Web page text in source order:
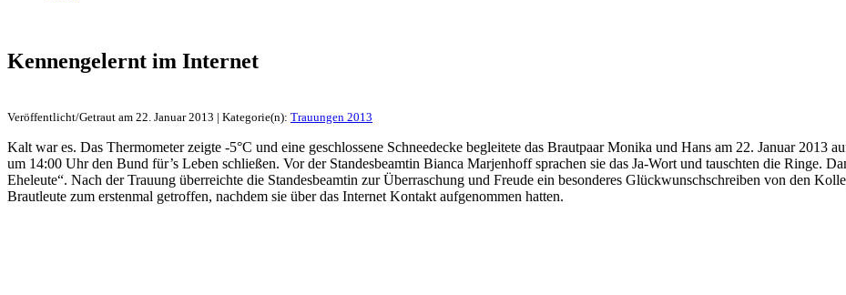
Kennengelernt im Internet
Veröffentlicht/Getraut am 22. Januar 2013 | Kategorie(n): Trauungen 2013
Kalt war es. Das Thermometer zeigte -5°C und eine geschlossene Schneedecke begleitete das Brautpaar Monika und Hans am 22. Januar
um 14:00 Uhr den Bund für’s Leben schließen. Vor der Standesbeamtin Bianca Marjenhoff sprachen sie das Ja-Wort und tauschten die Ringe.
Eheleute“. Nach der Trauung überreichte die Standesbeamtin zur Überraschung und Freude ein besonderes Glückwunschschreiben von den
Brautleute zum erstenmal getroffen, nachdem sie über das Internet Kontakt aufgenommen hatten.